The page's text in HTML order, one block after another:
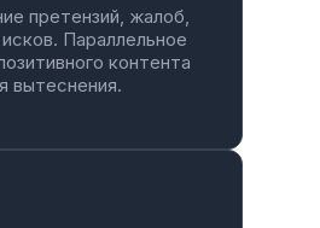
претензий, жалоб,
Параллельное
контента
вытеснения.